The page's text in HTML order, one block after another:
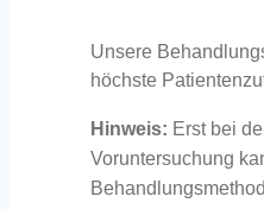
Unsere
höchste
Hinweis: Erst bei
Voruntersuchung